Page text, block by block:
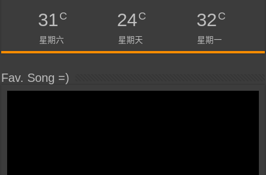
31C
星期六
24C
星期天
32C
星期一
Fav. Song =)